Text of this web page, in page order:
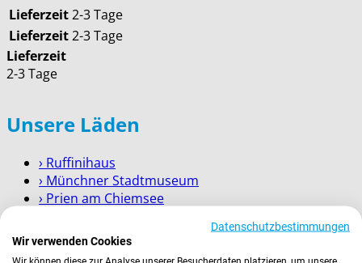
Lieferzeit2-3 Tage
Lieferzeit2-3 Tage
Lieferzeit
2-3 Tage
Unsere Läden
› Ruffinihaus
› Münchner Stadtmuseum
› Prien am Chiemsee
› Berchtesgaden
Datenschutzbestimmungen
Wir verwenden Cookies